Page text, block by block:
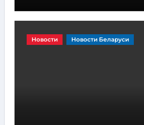
Новости Новости Беларуси